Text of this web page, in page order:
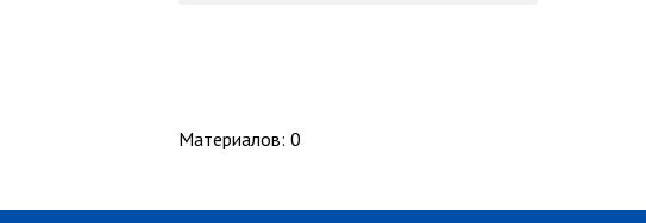
Материалов: 0